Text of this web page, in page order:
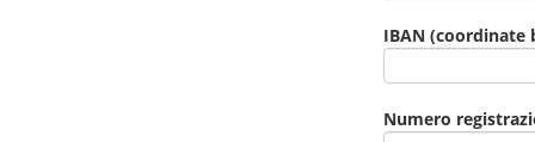
IBAN (coordinate
Numero